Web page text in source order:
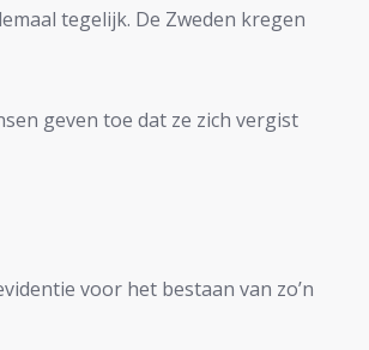
tegelijk. De Zweden kregen
geven toe dat ze zich vergist
voor het bestaan van zo’n